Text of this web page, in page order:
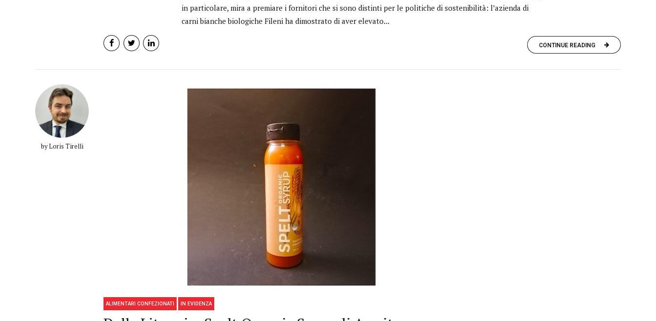
in particolare, mira a premiare i fornitori che si sono distinti per le politiche di sostenibilità: l’azienda di
carni bianche biologiche Fileni ha dimostrato di aver elevato...
CONTINUE READING
by Loris Tirelli
ALIMENTARI CONFEZIONATI IN EVIDENZA